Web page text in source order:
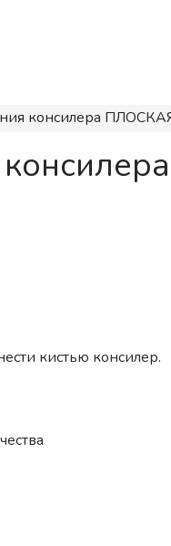
консилера
кистью консилер.